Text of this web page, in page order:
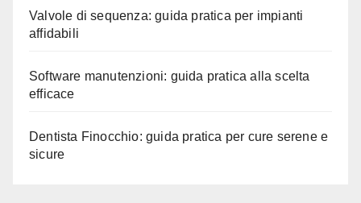
Valvole di sequenza: guida pratica per impianti
affidabili
Software manutenzioni: guida pratica alla scelta
efficace
Dentista Finocchio: guida pratica per cure serene e
sicure